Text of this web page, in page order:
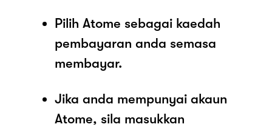
Pilih Atome sebagai kaedah
pembayaran anda semasa
membayar.
Jika anda mempunyai akaun
Atome, sila masukkan